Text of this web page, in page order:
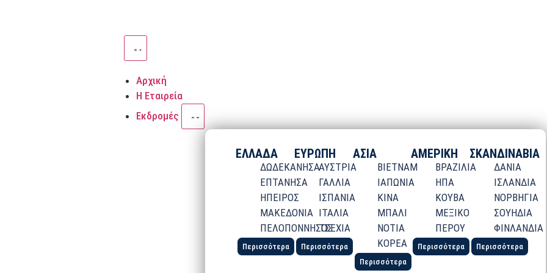
Αρχική
Η Εταιρεία
Εκδρομές
ΕΛΛΑΔΑ
ΔΩΔΕΚΑΝΗΣΑ
ΕΠΤΑΝΗΣΑ
ΗΠΕΙΡΟΣ
ΜΑΚΕΔΟΝΙΑ
ΠΕΛΟΠΟΝΝΗΣΟΣ
Περισσότερα
ΕΥΡΩΠΗ
ΑΥΣΤΡΙΑ
ΓΑΛΛΙΑ
ΙΣΠΑΝΙΑ
ΙΤΑΛΙΑ
ΤΣΕΧΙΑ
Περισσότερα
ΑΣΙΑ
ΒΙΕΤΝΑΜ
ΙΑΠΩΝΙΑ
ΚΙΝΑ
ΜΠΑΛΙ
ΝΟΤΙΑ
ΚΟΡΕΑ
Περισσότερα
ΑΜΕΡΙΚΗ
ΒΡΑΖΙΛΙΑ
ΗΠΑ
ΚΟΥΒΑ
ΜΕΞΙΚΟ
ΠΕΡΟΥ
Περισσότερα
ΣΚΑΝΔΙΝΑΒΙΑ
ΔΑΝΙΑ
ΙΣΛΑΝΔΙΑ
ΝΟΡΒΗΓΙΑ
ΣΟΥΗΔΙΑ
ΦΙΝΛΑΝΔΙΑ
Περισσότερα